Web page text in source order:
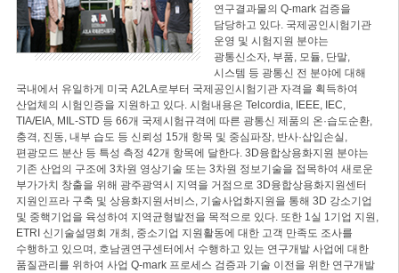
연구결과물의 Q-mark 검증을
담당하고 있다. 국제공인시험기관
운영 및 시험지원 분야는
광통신소자, 부품, 모듈, 단말,
시스템 등 광통신 전 분야에 대해
국내에서 유일하게 미국 A2LA로부터 국제공인시험기관 자격을 획득하여
산업체의 시험인증을 지원하고 있다. 시험내용은 Telcordia, IEEE, IEC,
TIA/EIA, MIL-STD 등 66개 국제시험규격에 따른 광통신 제품의 온·습도순환,
충격, 진동, 내부 습도 등 신뢰성 15개 항목 및 중심파장, 반사·삽입손실,
편광모드 분산 등 특성 측정 42개 항목에 달한다. 3D융합상용화지원 분야는
기존 산업의 구조에 3차원 영상기술 또는 3차원 정보기술을 접목하여 새로운
부가가치 창출을 위해 광주광역시 지역을 거점으로 3D융합상용화지원센터
지원인프라 구축 및 상용화지원서비스, 기술사업화지원을 통해 3D 강소기업
및 중핵기업을 육성하여 지역균형발전을 목적으로 있다. 또한 1실 1기업 지원,
ETRI 신기술설명회 개최, 중소기업 지원활동에 대한 고객 만족도 조사를
수행하고 있으며, 호남권연구센터에서 수행하고 있는 연구개발 사업에 대한
품질관리를 위하여 사업 Q-mark 프로세스 검증과 기술 이전을 위한 연구개발